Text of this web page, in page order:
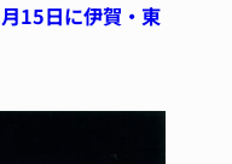
15日に伊賀・東